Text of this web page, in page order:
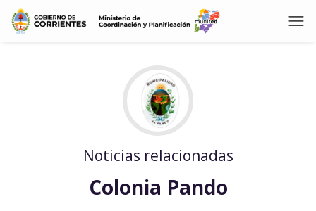
Noticias relacionadas
Colonia Pando